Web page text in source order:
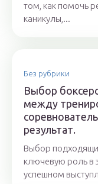
том, как помочь
каникулы,...
Без рубрики
Выбор
между
результат.
Выбор
ключевую роль в
успешном